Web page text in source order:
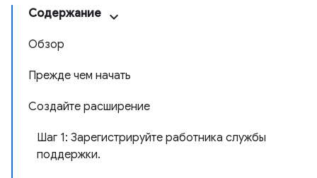
Содержание
Обзор
Прежде чем начать
Создайте расширение
Шаг 1: Зарегистрируйте работника службы
поддержки.